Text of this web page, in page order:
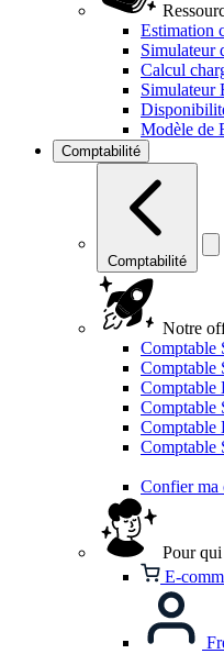
Estimation
Simulateur
Calcul
Simulateur
Modèle de
Comptabilité
Comptabilité
Notre
Comptable
Comptable
Comptable
Comptable
Comptable
Comptable
Confier ma
Pour qui
E-